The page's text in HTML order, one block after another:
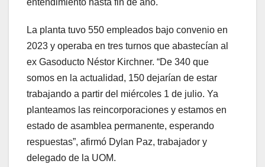
La planta tuvo 550 empleados bajo convenio en
2023 y operaba en tres turnos que abastecían al
ex Gasoducto Néstor Kirchner. “De 340 que
somos en la actualidad, 150 dejarían de estar
trabajando a partir del miércoles 1 de julio. Ya
planteamos las reincorporaciones y estamos en
estado de asamblea permanente, esperando
respuestas”, afirmó Dylan Paz, trabajador y
delegado de la UOM.